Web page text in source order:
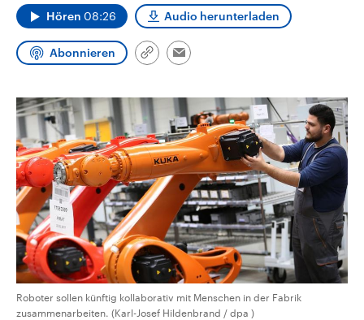
Wahlprogramme, aktuelle Berichte
und Hintergründe zu den Parteien
Wahl.
Sendungen Programm Podcasts
Audio-Archiv
Hören 08:26 Audio herunterladen
Abonnieren
Link
Email
Roboter sollen künftig kollaborativ mit Menschen in der Fabrik
zusammenarbeiten. (Karl-Josef Hildenbrand / dpa )